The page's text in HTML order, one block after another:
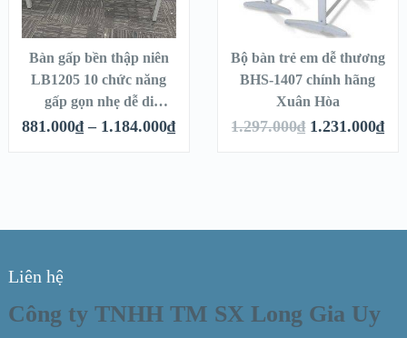
Bàn gấp bền thập niên
LB1205 10 chức năng
gấp gọn nhẹ dễ di
chuyển
881.000₫ – 1.184.000₫
Bộ bàn trẻ em dễ thương
BHS-1407 chính hãng
Xuân Hòa
1.297.000₫ 1.231.000₫
Liên hệ
Công ty TNHH TM SX Long Gia Uy